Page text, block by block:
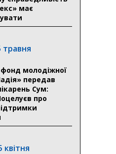
має
травня
молодіжної
передав
Сум:
про
квітня